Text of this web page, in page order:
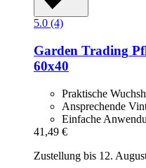
5.0 (4)
Garden Trading
60x40
Praktische
Ansprechende
Einfache
41,49 €
Zustellung bis 12.